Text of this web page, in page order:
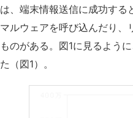
は、端末情報送信に成功する
マルウェアを呼び込んだり、
ものがある。図1に見るよう
た（図1）。